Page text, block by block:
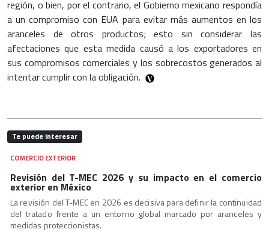
región, o bien, por el contrario, el Gobierno mexicano respondía
a un compromiso con EUA para evitar más aumentos en los
aranceles de otros productos; esto sin considerar las
afectaciones que esta medida causó a los exportadores en
sus compromisos comerciales y los sobrecostos generados al
intentar cumplir con la obligación.
Te puede interesar
COMERCIO EXTERIOR
Revisión del T-MEC 2026 y su impacto en el comercio
exterior en México
La revisión del T-MEC en 2026 es decisiva para definir la continuidad
del tratado frente a un entorno global marcado por aranceles y
medidas proteccionistas.